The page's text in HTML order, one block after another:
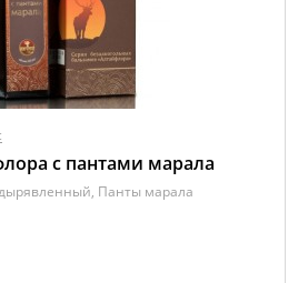
с пантами марала
Панты марала